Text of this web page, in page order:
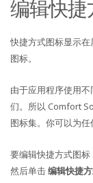
编辑快
快捷方式图标显示
图标。
由于应用程序使用
们。所以 Comfort
图标集。你可以为
要编辑快捷方式图标
然后单击编辑快捷